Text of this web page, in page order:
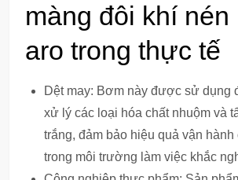
màng đôi khí nén
aro trong thực tế
Dệt may: Bơm này được sử dụng
xử lý các loại hóa chất nhuộm và
trắng, đảm bảo hiệu quả vận hành
trong môi trường làm việc khắc